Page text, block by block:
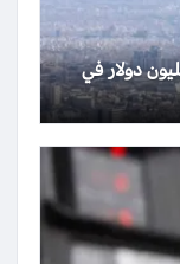
نظام رادار أمريكيًا بقيمة 300 مليون دولار في